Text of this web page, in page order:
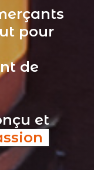
pour
de
et